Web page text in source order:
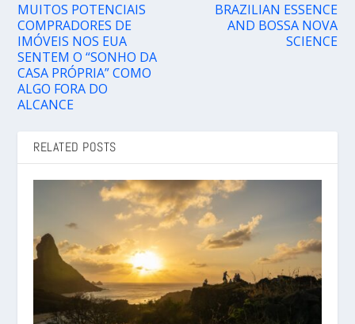
MUITOS POTENCIAIS
COMPRADORES DE
IMÓVEIS NOS EUA
SENTEM O “SONHO DA
CASA PRÓPRIA” COMO
ALGO FORA DO
ALCANCE
BRAZILIAN ESSENCE
AND BOSSA NOVA
SCIENCE
RELATED POSTS